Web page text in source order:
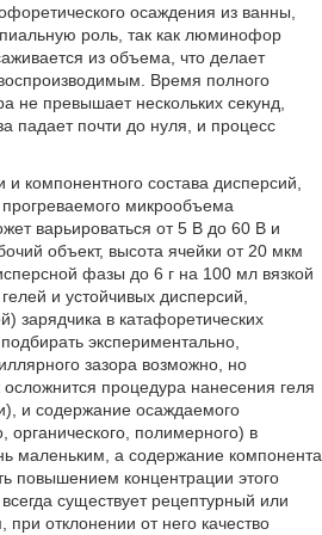
осаждения из ванны,
роль, так как люминофор
из объема, что делает
Время полного
превышает нескольких секунд,
падает почти до нуля, и процесс
и компонентного состава дисперсий,
микрообъема
варьироваться от 5 В до 60 В и
объект, высота ячейки от 20 мкм
фазы до 6 г на 100 мл вязкой
и устойчивых дисперсий,
зарядчика в катафоретических
экспериментально,
зазора возможно, но
осложнится процедура нанесения геля
и содержание осаждаемого
органического, полимерного) в
маленьким, а содержание компонента
повышением концентрации этого
существует рецептурный или
при отклонении от него качество